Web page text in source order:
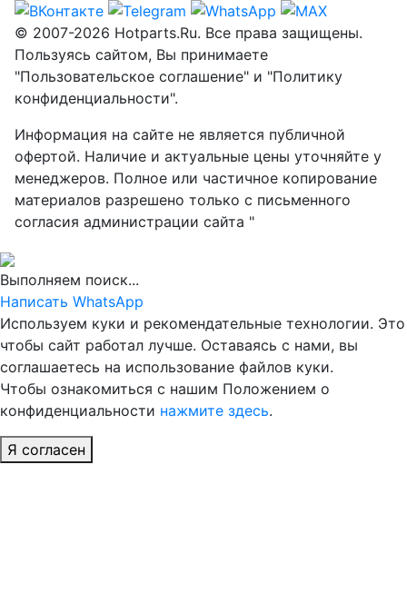
© 2007-2026 Hotparts.Ru. Все права защищены.
Пользуясь сайтом, Вы принимаете
"Пользовательское соглашение" и "Политику
конфиденциальности".
Информация на сайте не является публичной
офертой. Наличие и актуальные цены уточняйте у
менеджеров. Полное или частичное копирование
материалов разрешено только с письменного
согласия администрации сайта "
Выполняем поиск...
Написать WhatsApp
Используем куки и рекомендательные технологии. Это
чтобы сайт работал лучше. Оставаясь с нами, вы
соглашаетесь на использование файлов куки.
Чтобы ознакомиться с нашим Положением о
конфиденциальности нажмите здесь.
Я согласен